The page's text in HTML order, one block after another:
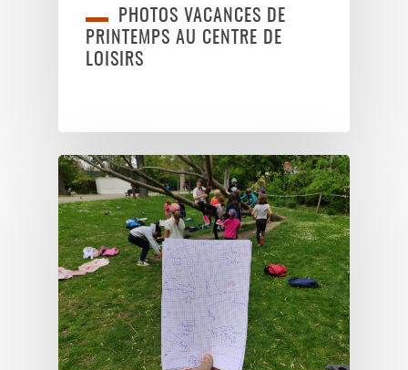
PHOTOS VACANCES DE
PRINTEMPS AU CENTRE DE
LOISIRS